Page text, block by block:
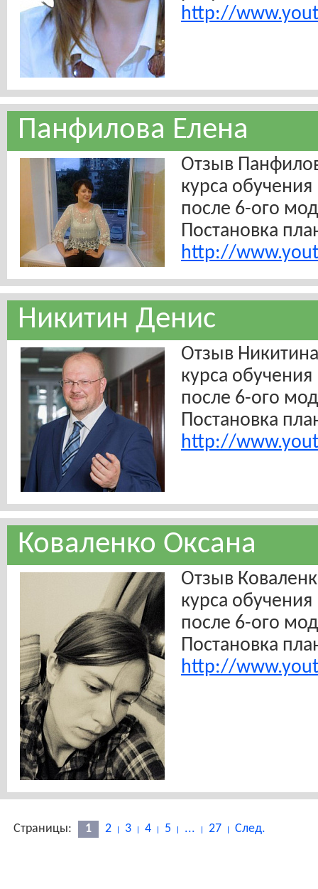
http://
Панфилова Елена
Отзыв
курса
после 6-ого
Постановка
http://
Никитин Денис
Отзыв
курса обучения
после 6-ого
Постановка
http://
Коваленко Оксана
Отзыв
курса обучения
после 6-ого
Постановка
http://
Страницы: 1 2 3 4 5 ... 27 След.